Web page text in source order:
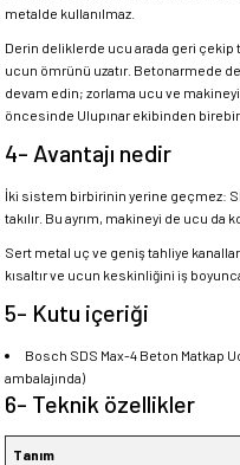
metalde kullanılmaz.
Derin deliklerde ucu arada geri çekip
ucun ömrünü uzatır. Betonarmede
devam edin; zorlama ucu ve makineyi
öncesinde Ulupınar ekibinden
4- Avantajı nedir
İki sistem birbirinin yerine geçmez:
takılır. Bu ayrım, makineyi de ucu da
Sert metal uç ve geniş tahliye
kısaltır ve ucun keskinliğini iş
5- Kutu içeriği
Bosch SDS Max-4 Beton Matkap
ambalajında)
6- Teknik özellikler
Tanım